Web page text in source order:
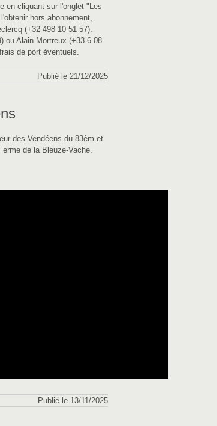
en cliquant sur l'onglet "Les
hors abonnement,
(+32 498 10 51 57).
ou Alain Mortreux (+33 6 08
de port éventuels.
Publié le 21/12/2025
des Vendéens du 83èm et
de la Bleuze-Vache.
Publié le 13/11/2025